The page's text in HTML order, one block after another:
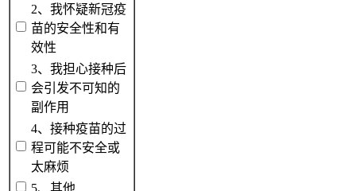
2、我怀疑新冠疫
苗的安全性和有
效性
3、我担心接种后
会引发不可知的
副作用
4、接种疫苗的过
程可能不安全或
太麻烦
5、其他